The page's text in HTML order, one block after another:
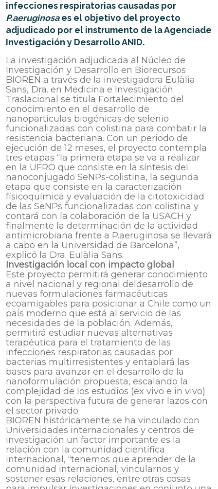
infecciones respiratorias causadas por
P.aeruginosaes el objetivo del proyecto
adjudicado por el instrumento de la Agenciade
Investigación y Desarrollo ANID.
La investigación adjudicada al Núcleo de
Investigación y Desarrollo en Biorecursos
BIOREN a través de la investigadora Eulàlia
Sans, Dra. en Medicina e Investigación
Traslacional se titula Fortalecimiento del
conocimiento en el desarrollo de
nanopartículas biogénicas de selenio
funcionalizadas con colistina para combatir la
resistencia bacteriana. Con un periodo de
ejecución de 12 meses, el proyecto contempla
tres etapas “la primera etapa se va a realizar
en la UFRO que consiste en la síntesis del
nanoconjugado SeNPs-colistina, la segunda
etapa que consiste en la caracterización
físicoquímica y evaluación de la citotoxicidad
de las SeNPs funcionalizadas con colistina y
contará con la colaboración de la USACH y
finalmente la determinación de la actividad
antimicrobiana frente a P.aeruginosa se llevará
a cabo en la Universidad de Barcelona”,
explicó la Dra. Eulàlia Sans.
Investigación local con impacto global
Este proyecto permitirá generar conocimiento
a nivel nacional y regional deldesarrollo de
nuevas formulaciones farmacéuticas
ecoamigables para posicionar a Chile como un
país moderno que está al servicio de las
necesidades de la población. Además,
permitirá estudiar nuevas alternativas
terapéutica para el tratamiento de las
infecciones respiratorias causadas por
bacterias multirresistentes y entablará las
bases para avanzar en el desarrollo de la
nanoformulación propuesta, escalando la
complejidad de los estudios (ex vivo e in vivo)
con la perspectiva futura de generar lazos con
el sector privado.
BIOREN históricamente se ha vinculado con
Universidades internacionales y centros de
investigación un factor importante es la
relación con la comunidad científica
internacional, “tenemos que aprender de la
comunidad internacional, vincularnos y
sostener esas relaciones, entre otras cosas